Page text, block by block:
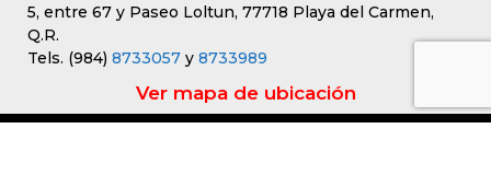
5, entre 67 y Paseo Loltun, 77718 Playa del Carmen,
Q.R.
Tels. (984) 8733057 y 8733989
Ver mapa de ubicación
Artículo añadido al carrito.
0.00